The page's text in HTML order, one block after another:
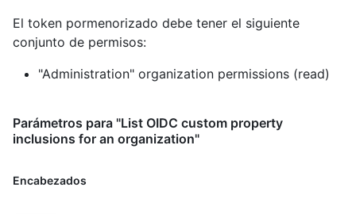
El token pormenorizado debe tener el siguiente
conjunto de permisos:
"Administration" organization permissions (read)
Parámetros para "List OIDC custom property
inclusions for an organization"
Encabezados